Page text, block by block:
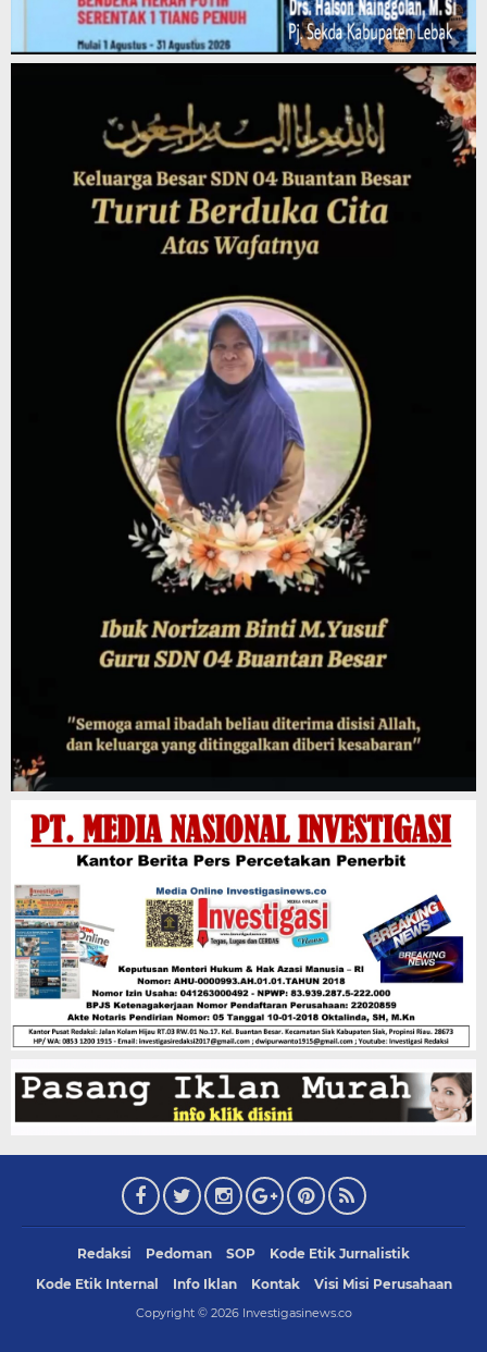
Redaksi Pedoman SOP
Kode Etik Jurnalistik
Kode Etik Internal
Info Iklan Kontak Visi Misi Perusahaan
Copyright © 2026 Investigasinews.co